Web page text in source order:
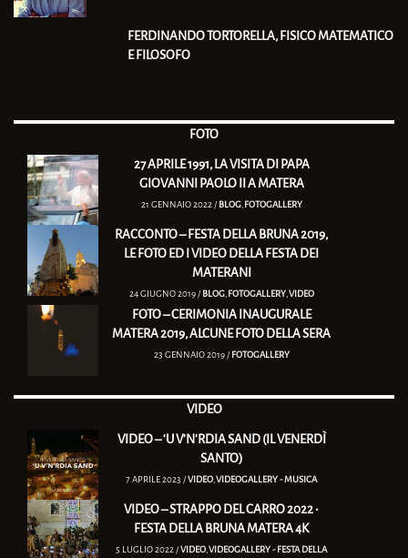
FERDINANDO TORTORELLA, FISICO MATEMATICO
E FILOSOFO
FOTO
27 APRILE 1991, LA VISITA DI PAPA
GIOVANNI PAOLO II A MATERA
21 GENNAIO 2022 / BLOG, FOTOGALLERY
RACCONTO – FESTA DELLA BRUNA 2019,
LE FOTO ED I VIDEO DELLA FESTA DEI
MATERANI
24 GIUGNO 2019 / BLOG,FOTOGALLERY,VIDEO
FOTO – CERIMONIA INAUGURALE
MATERA 2019, ALCUNE FOTO DELLA SERA
23 GENNAIO 2019 / FOTOGALLERY
VIDEO
VIDEO – ‘U V’N’RDIA SAND (IL VENERDÌ
SANTO)
7 APRILE 2023 /VIDEO ,VIDEOGALLERY - MUSICA
VIDEO – STRAPPO DEL CARRO 2022 •
FESTA DELLA BRUNA MATERA 4K
5 LUGLIO 2022 /VIDEO,VIDEOGALLERY - FESTA DELLA